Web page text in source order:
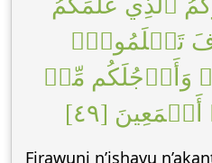
ٱلَّذِي عَلَّمَكُمُ
تَعۡلَمُونَۚ
وَأَرۡجُلَكُم مِّنۡ
[٤٩]
Firawuni n’ishavu